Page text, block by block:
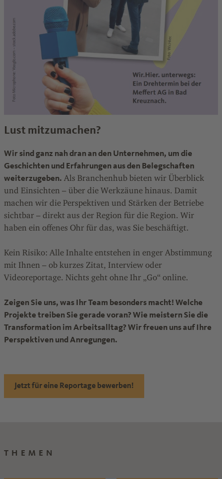
Lust mitzumachen?
Wir sind ganz nah dran an den Unternehmen, um die
Geschichten und Erfahrungen aus den Belegschaften
weiterzugeben. Als Branchenhub bieten wir Überblick
und Einsichten – über die Werkzäune hinaus. Damit
machen wir die Perspektiven und Stärken der Betriebe
sichtbar – direkt aus der Region für die Region. Wir
haben ein offenes Ohr für das, was Sie beschäftigt.
Kein Risiko: Alle Inhalte entstehen in enger Abstimmung
mit Ihnen – ob kurzes Zitat, Interview oder
Videoreportage. Nichts geht ohne Ihr „Go“ online.
Zeigen Sie uns, was Ihr Team besonders macht! Welche
Projekte treiben Sie gerade voran? Wie meistern Sie die
Transformation im Arbeitsalltag? Wir freuen uns auf Ihre
Perspektiven und Anregungen.
Jetzt für eine Reportage bewerben!
THEMEN